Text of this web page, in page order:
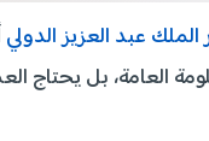
عبد العزيز الدولي
العامة، بل يحتاج